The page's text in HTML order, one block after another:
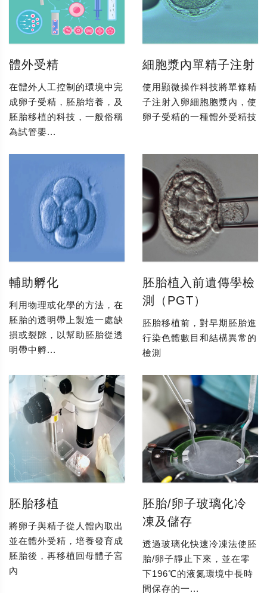
體外受精
在體外人工控制的環境中完
成卵子受精，胚胎培養，及
胚胎移植的科技，一般俗稱
為試管嬰...
細胞漿內單精子注射
使用顯微操作科技將單條精
子注射入卵細胞胞漿內，使
卵子受精的一種體外受精技
輔助孵化
利用物理或化學的方法，在
胚胎的透明帶上製造一處缺
損或裂隙，以幫助胚胎從透
明帶中孵...
胚胎植入前遺傳學檢
測（PGT）
胚胎移植前，對早期胚胎進
行染色體數目和結構異常的
檢測
胚胎移植
將卵子與精子從人體內取出
並在體外受精，培養發育成
胚胎後，再移植回母體子宮
內
胚胎/卵子玻璃化冷
凍及儲存
透過玻璃化快速冷凍法使胚
胎/卵子靜止下來，並在零
下196℃的液氮環境中長時
間保存的一...